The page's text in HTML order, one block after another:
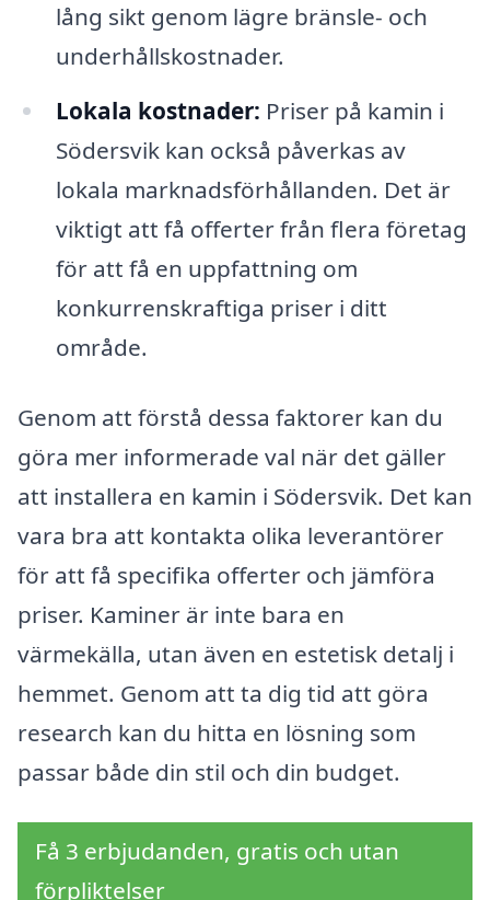
lång sikt genom lägre bränsle- och
underhållskostnader.
Lokala kostnader: Priser på kamin i
Södersvik kan också påverkas av
lokala marknadsförhållanden. Det är
viktigt att få offerter från flera företag
för att få en uppfattning om
konkurrenskraftiga priser i ditt
område.
Genom att förstå dessa faktorer kan du
göra mer informerade val när det gäller
att installera en kamin i Södersvik. Det kan
vara bra att kontakta olika leverantörer
för att få specifika offerter och jämföra
priser. Kaminer är inte bara en
värmekälla, utan även en estetisk detalj i
hemmet. Genom att ta dig tid att göra
research kan du hitta en lösning som
passar både din stil och din budget.
Få 3 erbjudanden, gratis och utan
förpliktelser